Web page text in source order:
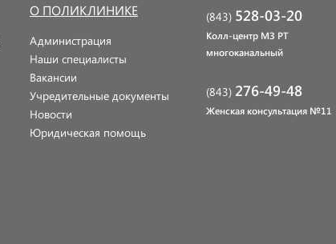
О ПОЛИКЛИНИКЕ
Администрация
Наши специалисты
Вакансии
Учредительные документы
Новости
Юридическая помощь
(843) 528-03-20
Колл-центр МЗ РТ
многоканальный
(843) 276-49-48
Женская консультация №11